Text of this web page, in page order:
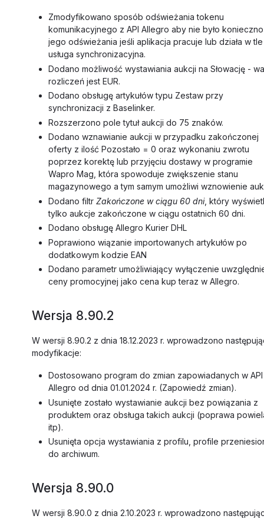
Zmodyfikowano sposób odświeżania tokenu
komunikacyjnego z API Allegro aby nie było
jego odświeżania jeśli aplikacja pracuje lub działa w tle
usługa synchronizacyjna.
Dodano możliwość wystawiania aukcji na Słowację -
rozliczeń jest EUR.
Dodano obsługę artykułów typu Zestaw przy
synchronizacji z Baselinker.
Rozszerzono pole tytuł aukcji do 75 znaków.
Dodano wznawianie aukcji w przypadku zakończonej
oferty z ilość Pozostało = 0 oraz wykonaniu zwrotu
poprzez korektę lub przyjęciu dostawy w programie
Wapro Mag, która spowoduje zwiększenie stanu
magazynowego a tym samym umożliwi wznowienie
Dodano filtr Zakończone w ciągu 60 dni, który
tylko aukcje zakończone w ciągu ostatnich 60 dni.
Dodano obsługę Allegro Kurier DHL
Poprawiono wiązanie importowanych artykułów po
dodatkowym kodzie EAN
Dodano parametr umożliwiający wyłączenie
ceny promocyjnej jako cena kup teraz w Allegro.
Wersja 8.90.2
W wersji 8.90.2 z dnia 18.12.2023 r. wprowadzono
modyfikacje:
Dostosowano program do zmian zapowiadanych w API
Allegro od dnia 01.01.2024 r. (Zapowiedź zmian).
Usunięte zostało wystawianie aukcji bez powiązania z
produktem oraz obsługa takich aukcji (poprawa
itp).
Usunięta opcja wystawiania z profilu, profile
do archiwum.
Wersja 8.90.0
W wersji 8.90.0 z dnia 2.10.2023 r. wprowadzono